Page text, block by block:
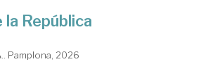
la República
Pamplona, 2026